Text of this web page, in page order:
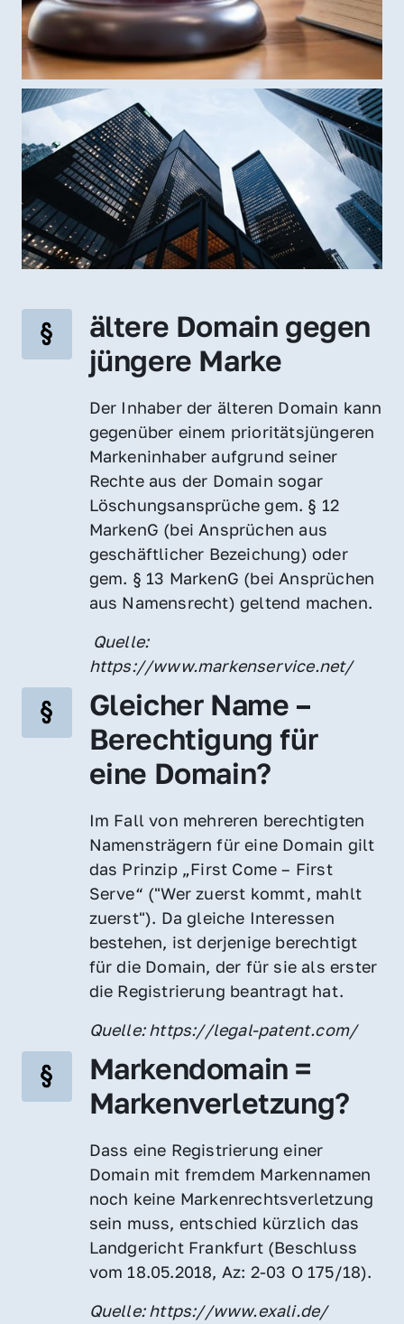
ältere Domain gegen
jüngere Marke
Der Inhaber der älteren Domain kann
gegenüber einem prioritätsjüngeren
Markeninhaber aufgrund seiner
Rechte aus der Domain sogar
Löschungsansprüche gem. § 12
MarkenG (bei Ansprüchen aus
geschäftlicher Bezeichung) oder
gem. § 13 MarkenG (bei Ansprüchen
aus Namensrecht) geltend machen.
https://www.markenservice.net/
Gleicher Name –
Berechtigung für
eine Domain?
Im Fall von mehreren berechtigten
Namensträgern für eine Domain gilt
das Prinzip „First Come – First
Serve“ ("Wer zuerst kommt, mahlt
zuerst"). Da gleiche Interessen
bestehen, ist derjenige berechtigt
für die Domain, der für sie als erster
die Registrierung beantragt hat.
Quelle: https://legal-patent.com/
Markendomain =
Markenverletzung?
Dass eine Registrierung einer
Domain mit fremdem Markennamen
noch keine Markenrechtsverletzung
sein muss, entschied kürzlich das
Landgericht Frankfurt (Beschluss
vom 18.05.2018, Az: 2-03 O 175/18).
Quelle: https://www.exali.de/